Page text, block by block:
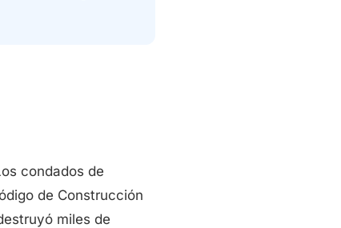
condados de
de Construcción
miles de